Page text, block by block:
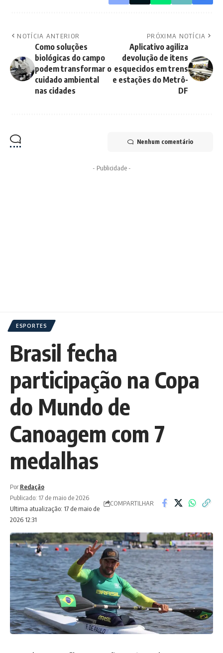
NOTÍCIA ANTERIOR
Como soluções
biológicas do campo
podem transformar o
cuidado ambiental
nas cidades
PRÓXIMA NOTÍCIA
Aplicativo agiliza
devolução de itens
esquecidos em trens
e estações do Metrô-
DF
Nenhum comentário
- Publicidade -
ESPORTES
Brasil fecha
participação na Copa
do Mundo de
Canoagem com 7
medalhas
Ultima atualização: 17 de maio de
2026 12:31
Por:Redação
Publicado: 17 de maio de 2026
COMPARTILHAR